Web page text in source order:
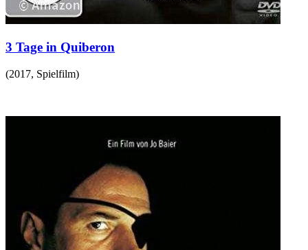
3 Tage in Quiberon
(2017, Spielfilm)